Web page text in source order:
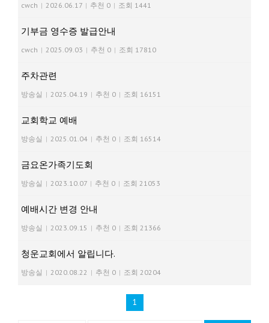
cwch | 2026.06.17 | 추천 0 | 조회 1441
기부금 영수증 발급안내
cwch | 2025.09.03 | 추천 0 | 조회 17810
주차관련
방송실 | 2025.04.19 | 추천 0 | 조회 16151
교회학교 예배
방송실 | 2025.01.04 | 추천 0 | 조회 16514
금요온가족기도회
방송실 | 2023.10.07 | 추천 0 | 조회 21053
예배시간 변경 안내
방송실 | 2023.09.15 | 추천 0 | 조회 21366
청운교회에서 알립니다.
방송실 | 2020.08.22 | 추천 0 | 조회 20204
1